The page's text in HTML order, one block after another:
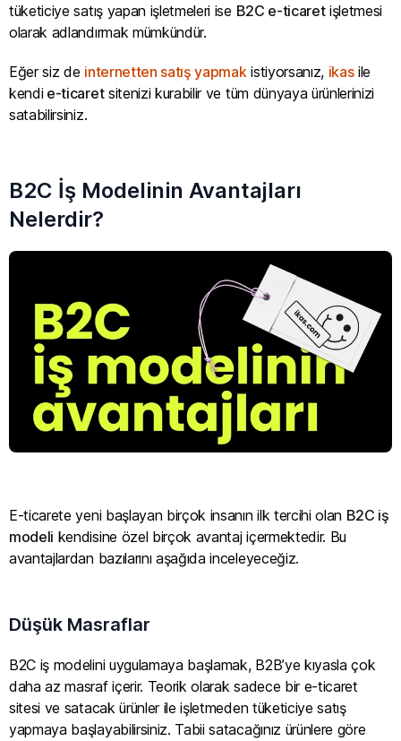
tüketiciye satış yapan işletmeleri ise B2C e-ticaretişletmesi
olarak adlandırmak mümkündür.
Eğer siz de internetten satış yapmak istiyorsanız, ikasile
kendi e-ticaretsitenizi kurabilir ve tüm dünyaya ürünlerinizi
satabilirsiniz.
B2C İş Modelinin Avantajları
Nelerdir?
E-ticarete yeni başlayan birçok insanın ilk tercihi olan B2C iş
modeli kendisine özel birçok avantaj içermektedir. Bu
avantajlardan bazılarını aşağıda inceleyeceğiz.
Düşük Masraflar
B2C iş modelini uygulamaya başlamak, B2B’ye kıyasla çok
daha az masraf içerir. Teorik olarak sadece bir e-ticaret
sitesi ve satacak ürünler ile işletmeden tüketiciye satış
yapmaya başlayabilirsiniz. Tabii satacağınız ürünlere göre